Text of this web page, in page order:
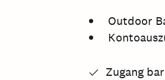
Outdoor
Zugang